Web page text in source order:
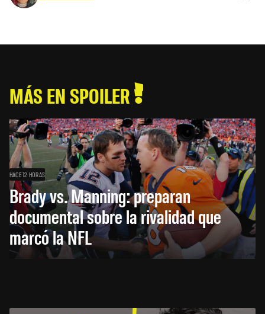
MÁS EN SPOILER
HACE 12 HORAS
Brady vs. Manning: preparan
documental sobre la rivalidad que
marcó la NFL